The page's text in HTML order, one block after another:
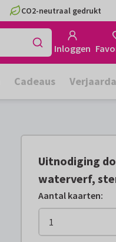
CO2-neutraal gedrukt
Inloggen
Cadeaus
Uitnodiging
waterverf,
Aantal kaarten: